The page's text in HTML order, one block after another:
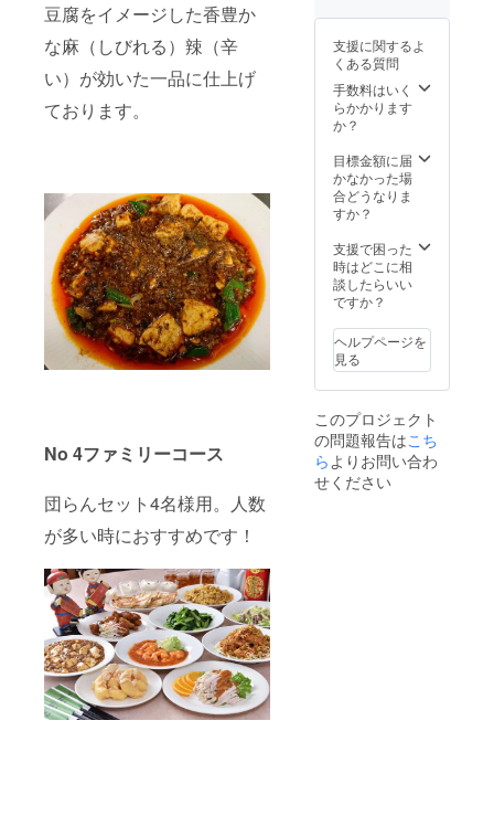
豆腐をイメージした香豊か
な麻（しびれる）辣（辛
い）が効いた一品に仕上げ
ております。
No 4ファミリーコース
団らんセット4名様用。人数
が多い時におすすめです！
報とし
させて
頂きま
す。
のでお
けくだ
さい。
※「お届
け先情
なって
おりま
すが、
はいた
しませ
ん。受
け渡し
本人確
認のた
めの情
報とし
させて
頂きま
す。
された
てお受
け取り
くださ
い。 ※
2021年
2月末日
までと
有効期
限を過
ぎます
と、残
効とな
ります
のでお
気をつ
さい。
※「お届
け先情
報」が
必須に
支援に関するよ
くある質問
手数料はいく
らかかります
か？
目標金額に届
かなかった場
合どうなりま
すか？
支援で困った
時はどこに相
談したらいい
ですか？
ヘルプページを
見る
このプロジェクト
の問題報告はこち
らよりお問い合わ
せください